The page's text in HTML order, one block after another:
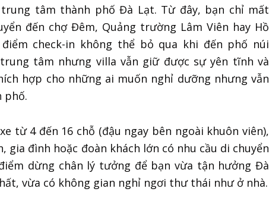
tâm thành phố Đà Lạt. Từ đây, bạn chỉ mất
đến chợ Đêm, Quảng trường Lâm Viên hay Hồ
check-in không thể bỏ qua khi đến phố núi
tâm nhưng villa vẫn giữ được sự yên tĩnh và
hợp cho những ai muốn nghỉ dưỡng nhưng vẫn
phố.
từ 4 đến 16 chỗ (đậu ngay bên ngoài khuôn viên),
gia đình hoặc đoàn khách lớn có nhu cầu di chuyển
dừng chân lý tưởng để bạn vừa tận hưởng Đà
vừa có không gian nghỉ ngơi thư thái như ở nhà.